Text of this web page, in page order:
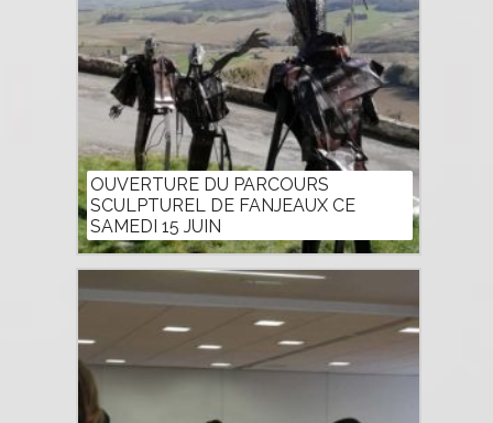
OUVERTURE DU PARCOURS
SCULPTUREL DE FANJEAUX CE
SAMEDI 15 JUIN